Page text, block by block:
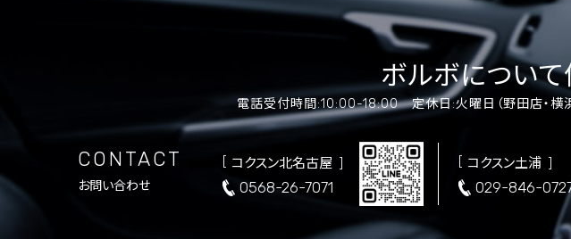
ボルボについて
電話受付時間:10:00-18:00 定休日:火曜日 （野田店・
CONTACT
お問い合わせ
コクスン北名古屋
0568-26-7071
コクスン土浦
029-846-